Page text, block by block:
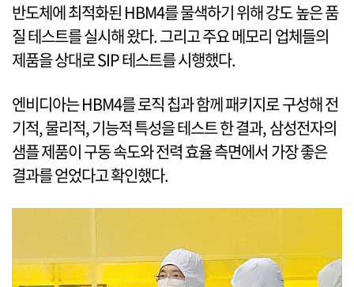
반도체에 최적화된 HBM4를 물색하기 위해 강도 높은 품
질 테스트를 실시해 왔다. 그리고 주요 메모리 업체들의
제품을 상대로 SIP 테스트를 시행했다.
엔비디아는 HBM4를 로직 칩과 함께 패키지로 구성해 전
기적, 물리적, 기능적 특성을 테스트 한 결과, 삼성전자의
샘플 제품이 구동 속도와 전력 효율 측면에서 가장 좋은
결과를 얻었다고 확인했다.